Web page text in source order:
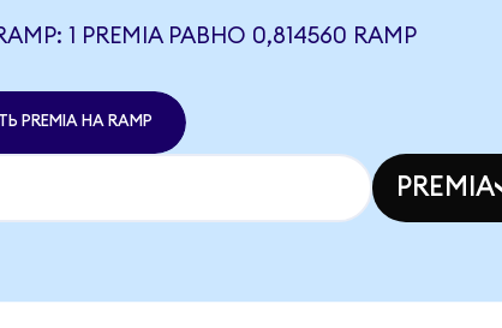
1 PREMIA РАВНО 0,814560 RAMP
PREMIA НА RAMP
PREMIA